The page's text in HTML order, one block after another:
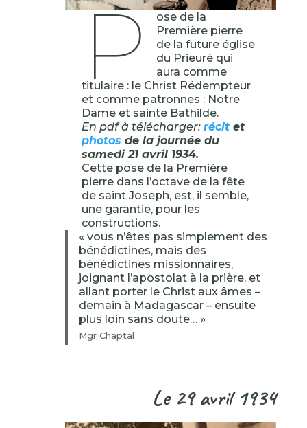
p
ose de la
Première pierre
de la future église
du Prieuré qui
aura comme
titulaire : le Christ Rédempteur
et comme patronnes : Notre
Dame et sainte Bathilde.
En pdf à télécharger:récit et
photos de la journée du
samedi 21 avril 1934.
Cette pose de la Première
pierre dans l’octave de la fête
de saint Joseph, est, il semble,
une garantie, pour les
constructions.
« vous n’êtes pas simplement des
bénédictines, mais des
bénédictines missionnaires,
joignant l’apostolat à la prière, et
allant porter le Christ aux âmes –
demain à Madagascar – ensuite
plus loin sans doute… »
Mgr Chaptal
Le 29 avril 1934